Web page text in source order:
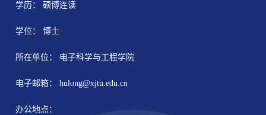
学历： 硕博连读
学位： 博士
所在单位： 电子科学与工程学院
电子邮箱：hulong@xjtu.edu.cn
办公地点：